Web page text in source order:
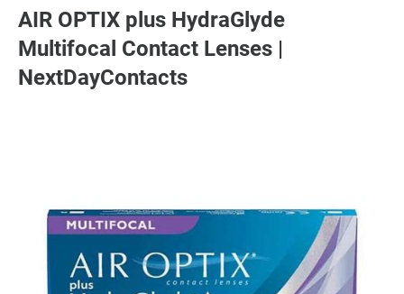
AIR OPTIX plus HydraGlyde
Multifocal Contact Lenses |
NextDayContacts